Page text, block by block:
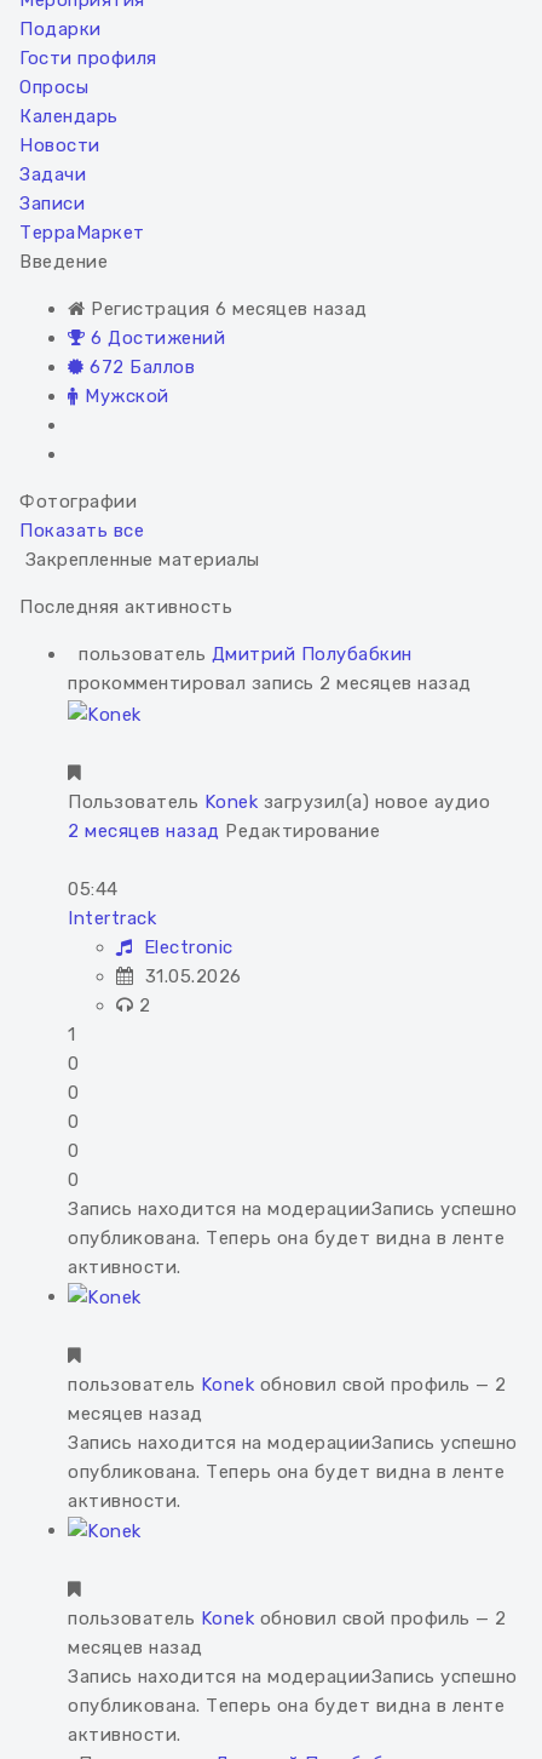
Подарки
Гости профиля
Опросы
Календарь
Новости
Задачи
Записи
ТерраМаркет
Введение
Регистрация 6 месяцев назад
6 Достижений
672 Баллов
Мужской
Фотографии
Показать все
Закрепленные материалы
Последняя активность
пользователь Дмитрий Полубабкин
прокомментировал запись 2 месяцев назад
Пользователь Konek загрузил(а) новое аудио
2 месяцев назад Редактирование
05:44
Intertrack
Electronic
31.05.2026
2
1
0
0
0
0
0
Запись находится на модерацииЗапись успешно
опубликована. Теперь она будет видна в ленте
активности.
пользователь Konek обновил свой профиль — 2
месяцев назад
Запись находится на модерацииЗапись успешно
опубликована. Теперь она будет видна в ленте
активности.
пользователь Konek обновил свой профиль — 2
месяцев назад
Запись находится на модерацииЗапись успешно
опубликована. Теперь она будет видна в ленте
активности.